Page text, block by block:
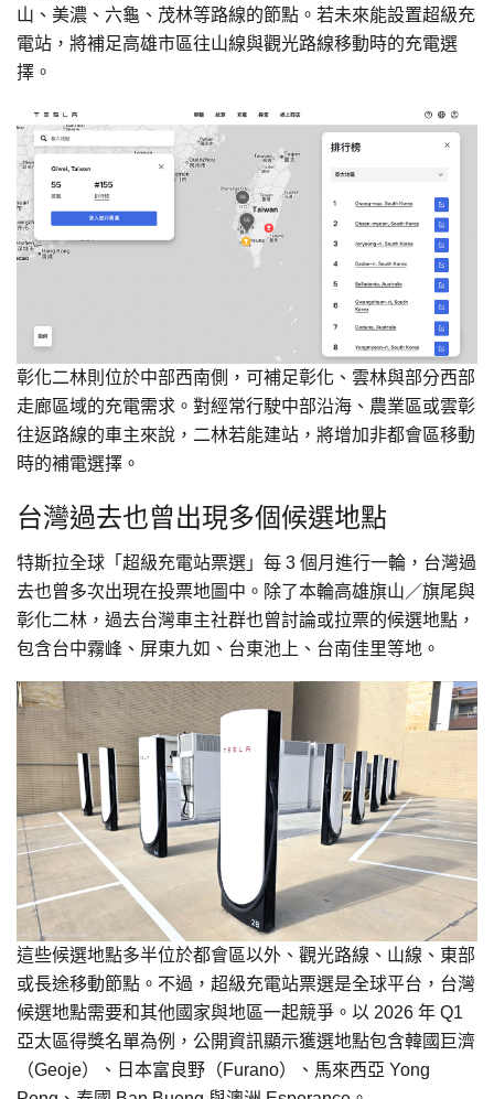
山、美濃、六龜、茂林等路線的節點。若未來能設置超級充
電站，將補足高雄市區往山線與觀光路線移動時的充電選
擇。
彰化二林則位於中部西南側，可補足彰化、雲林與部分西部
走廊區域的充電需求。對經常行駛中部沿海、農業區或雲彰
往返路線的車主來說，二林若能建站，將增加非都會區移動
時的補電選擇。
台灣過去也曾出現多個候選地點
特斯拉全球「超級充電站票選」每 3 個月進行一輪，台灣過
去也曾多次出現在投票地圖中。除了本輪高雄旗山／旗尾與
彰化二林，過去台灣車主社群也曾討論或拉票的候選地點，
包含台中霧峰、屏東九如、台東池上、台南佳里等地。
這些候選地點多半位於都會區以外、觀光路線、山線、東部
或長途移動節點。不過，超級充電站票選是全球平台，台灣
候選地點需要和其他國家與地區一起競爭。以 2026 年 Q1
亞太區得獎名單為例，公開資訊顯示獲選地點包含韓國巨濟
（Geoje）、日本富良野（Furano）、馬來西亞 Yong